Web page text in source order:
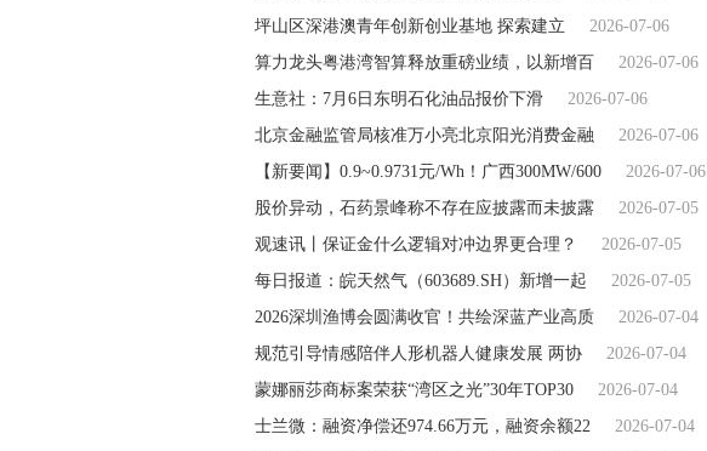
​坪山区深港澳青年创新创业基地 探索建立
2026-07-06
算力龙头粤港湾智算释放重磅业绩，以新增百
2026-07-06
生意社：7月6日东明石化油品报价下滑
2026-07-06
北京金融监管局核准万小亮北京阳光消费金融
2026-07-06
【新要闻】0.9~0.9731元/Wh！广西300MW/600
2026-07-06
股价异动，石药景峰称不存在应披露而未披露
2026-07-05
观速讯丨保证金什么逻辑对冲边界更合理？
2026-07-05
每日报道：皖天然气（603689.SH）新增一起
2026-07-05
2026深圳渔博会圆满收官！共绘深蓝产业高质
2026-07-04
规范引导情感陪伴人形机器人健康发展 两协
2026-07-04
蒙娜丽莎商标案荣获“湾区之光”30年TOP30
2026-07-04
士兰微：融资净偿还974.66万元，融资余额22
2026-07-04